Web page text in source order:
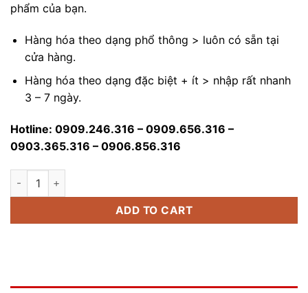
phẩm của bạn.
Hàng hóa theo dạng phổ thông > luôn có sẵn tại
cửa hàng.
Hàng hóa theo dạng đặc biệt + ít > nhập rất nhanh
3 – 7 ngày.
Hotline: 0909.246.316 – 0909.656.316 –
0903.365.316 – 0906.856.316
Inox 316 Giá Rẻ Các Loại quantity
ADD TO CART